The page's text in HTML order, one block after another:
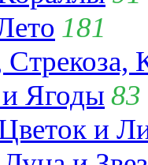
181
Ягоды 83
и